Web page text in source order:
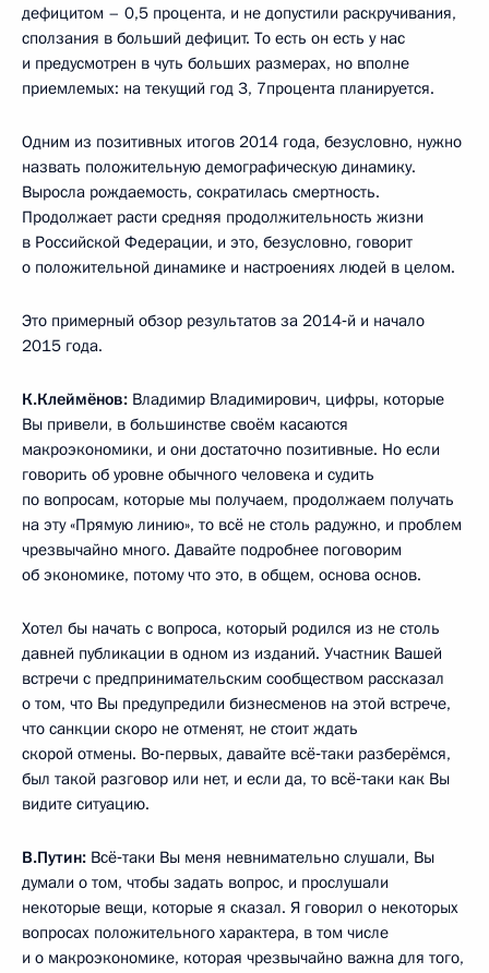
дефицитом – 0,5 процента, и не допустили раскручивания,
сползания в больший дефицит. То есть он есть у нас
и предусмотрен в чуть больших размерах, но вполне
приемлемых: на текущий год 3, 7процента планируется.
Одним из позитивных итогов 2014 года, безусловно, нужно
назвать положительную демографическую динамику.
Выросла рождаемость, сократилась смертность.
Продолжает расти средняя продолжительность жизни
в Российской Федерации, и это, безусловно, говорит
о положительной динамике и настроениях людей в целом.
Это примерный обзор результатов за 2014‑й и начало
2015 года.
К.Клеймёнов: Владимир Владимирович, цифры, которые
Вы привели, в большинстве своём касаются
макроэкономики, и они достаточно позитивные. Но если
говорить об уровне обычного человека и судить
по вопросам, которые мы получаем, продолжаем получать
на эту «Прямую линию», то всё не столь радужно, и проблем
чрезвычайно много. Давайте подробнее поговорим
об экономике, потому что это, в общем, основа основ.
Хотел бы начать с вопроса, который родился из не столь
давней публикации в одном из изданий. Участник Вашей
встречи с предпринимательским сообществом рассказал
о том, что Вы предупредили бизнесменов на этой встрече,
что санкции скоро не отменят, не стоит ждать
скорой отмены. Во‑первых, давайте всё‑таки разберёмся,
был такой разговор или нет, и если да, то всё‑таки как Вы
видите ситуацию.
В.Путин: Всё‑таки Вы меня невнимательно слушали, Вы
думали о том, чтобы задать вопрос, и прослушали
некоторые вещи, которые я сказал. Я говорил о некоторых
вопросах положительного характера, в том числе
и о макроэкономике, которая чрезвычайно важна для того,